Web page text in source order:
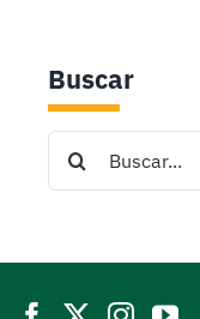
Buscar
Search
for: